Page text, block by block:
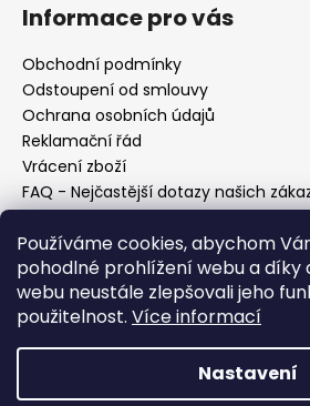
Používáme cookies, abychom
pohodlné prohlížení webu a díky
webu neustále zlepšovali jeho
použitelnost. Více informací
Nastavení
Informace pro vás
Obchodní podmínky
Odstoupení od smlouvy
Ochrana osobních údajů
Reklamační řád
Vrácení zboží
FAQ - Nejčastější dotazy našich
Mapa braiderek
Kurz zapletání vlasů
Blog
O nás
Kontakt